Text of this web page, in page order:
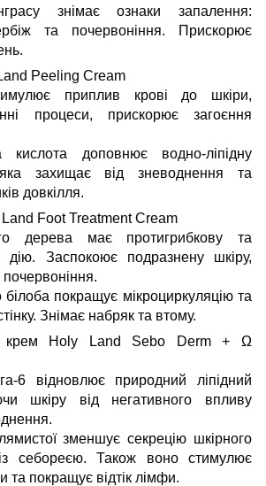
знімає ознаки запалення:
та почервоніння. Прискорює
Peeling Cream
приплив крові до шкіри,
процеси, прискорює загоєння
доповнює водно-ліпідну
захищає від зневоднення та
довкілля.
Foot Treatment Cream
дерева має протигрибкову та
дію. Заспокоює подразнену шкіру,
почервоніння.
білоба покращує мікроциркуляцію та
Знімає набряк та втому.
крем Holy Land Sebo Derm + Ω
6 відновлює природний ліпідний
шкіру від негативного впливу
зменшує секрецію шкірного
себореєю. Також воно стимулює
та покращує відтік лімфи.